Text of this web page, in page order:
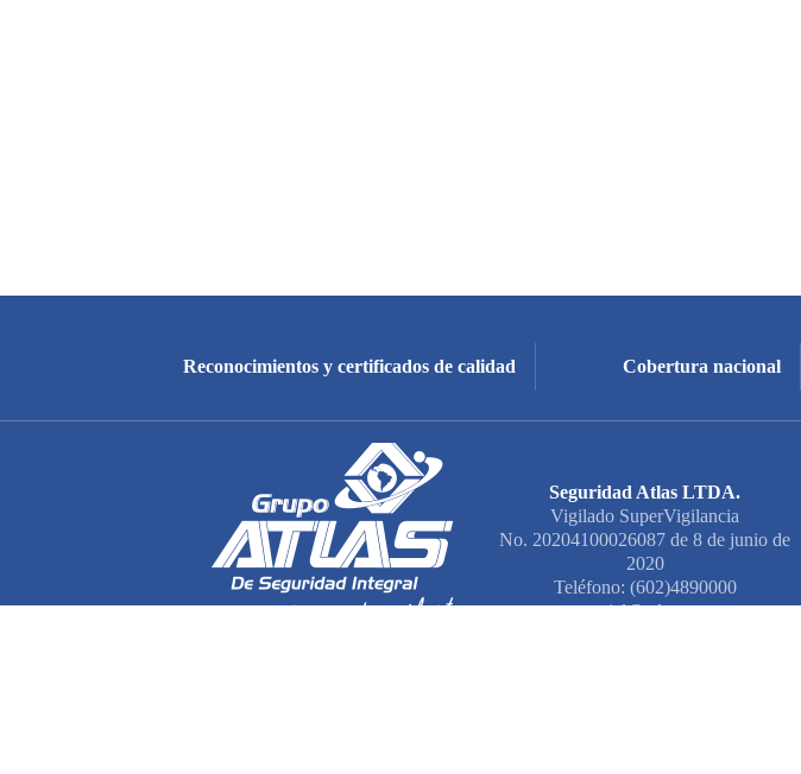
Reconocimientos y certificados de calidad Cobertura nacional
Seguridad Atlas LTDA.
Vigilado SuperVigilancia
No. 20204100026087 de 8 de junio de
2020
Teléfono: (602)4890000
comercial@atlas.com.co